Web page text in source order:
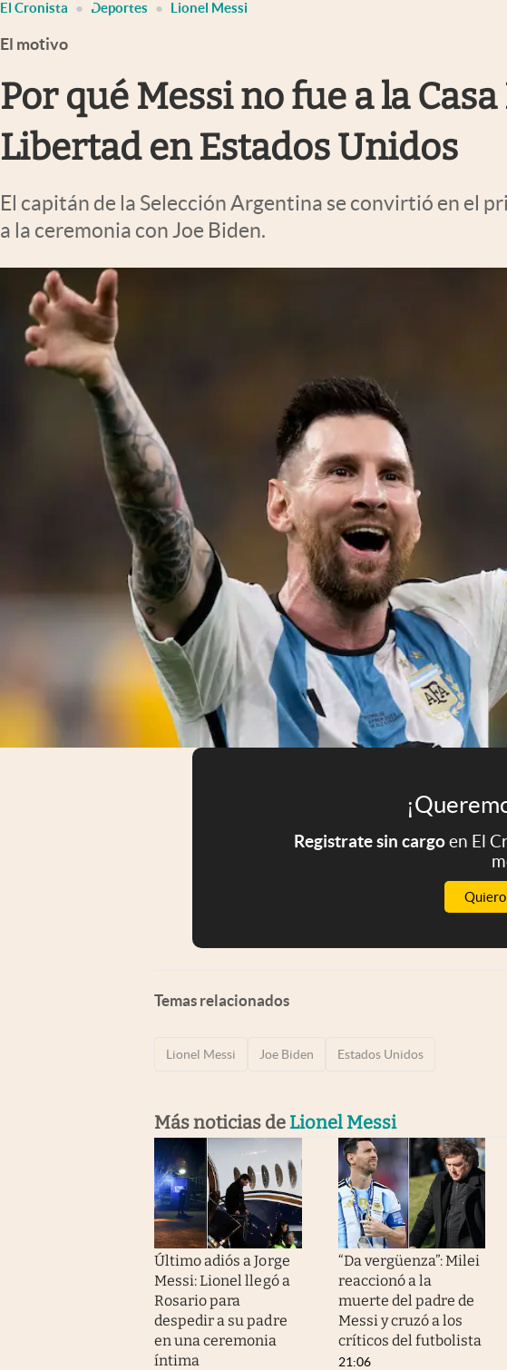
Infotechnology
Clase
Clima
Mundial 2026
Eventos Corporativos
Mediakit
El Cronista Deportes Lionel Messi
El motivo
Por qué Messi no fue a la
Libertad en Estados Unidos
El capitán de la Selección Argentina se convirtió en el
a la ceremonia con Joe Biden.
Registrate sin cargoen El
Temas relacionados
Lionel Messi Joe Biden Estados Unidos
Más noticias de Lionel Messi
Último adiós a Jorge
Messi: Lionel llegó a
Rosario para
despedir a su padre
en una ceremonia
íntima
“Da vergüenza”: Milei
reaccionó a la
muerte del padre de
Messi y cruzó a los
críticos del futbolista
21:06